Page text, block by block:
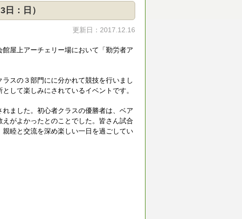
：日）
更新日：2017.12.16
屋上アーチェリー場において「勤労者ア
スの３部門にに分かれて競技を行いまし
して楽しみにされているイベントです。
ました。初心者クラスの優勝者は、ベア
がよかったとのことでした。皆さん試合
睦と交流を深め楽しい一日を過ごしてい